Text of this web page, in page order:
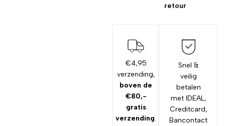
retour
€4,95
verzending,
boven de
€80,-
gratis
verzending.
Snel &
veilig
betalen
met IDEAL,
Creditcard,
Bancontact